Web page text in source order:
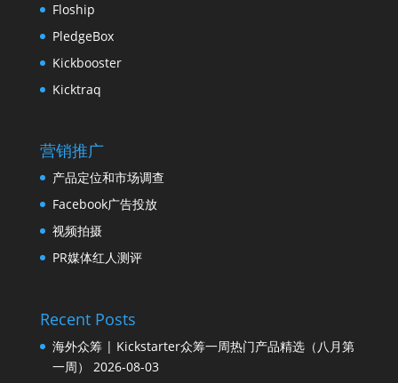
Floship
PledgeBox
Kickbooster
Kicktraq
营销推广
产品定位和市场调查
Facebook广告投放
视频拍摄
PR媒体红人测评
Recent Posts
海外众筹 | Kickstarter众筹一周热门产品精选（八月第
一周）
2026-08-03